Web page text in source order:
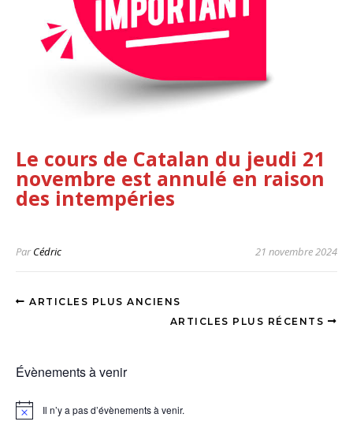
Le cours de Catalan du jeudi 21
novembre est annulé en raison
des intempéries
ParCédric 21 novembre 2024
ARTICLES PLUS ANCIENS
ARTICLES PLUS RÉCENTS
Évènements à venir
Notice Il n’y a pas d’évènements à venir.